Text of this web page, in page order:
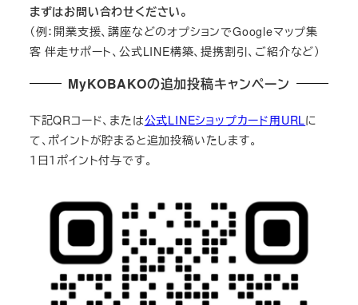
まずはお問い合わせください。
（例：開業支援、講座などのオプションでGoogleマップ集
客 伴走サポート、公式LINE構築、提携割引、ご紹介など）
MyKOBAKOの追加投稿キャンペーン
下記QRコード、または公式LINEショップカード用URLに
て、ポイントが貯まると追加投稿いたします。
１日１ポイント付与です。